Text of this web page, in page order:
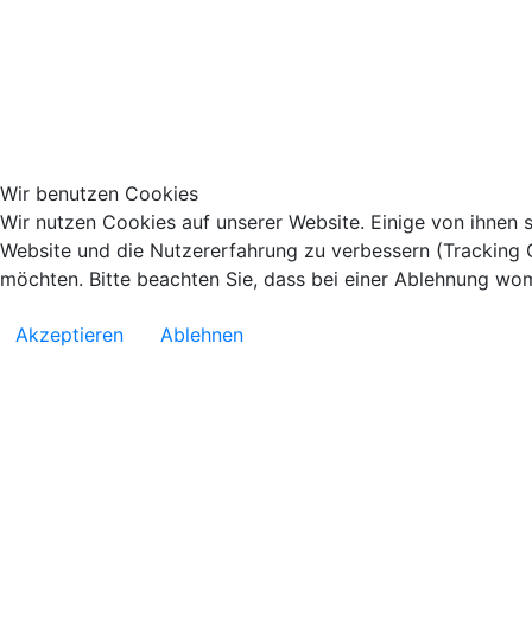
Wir benutzen Cookies
Wir nutzen Cookies auf unserer Website. Einige von
Website und die Nutzererfahrung zu verbessern
möchten. Bitte beachten Sie, dass bei einer Ablehnung
Akzeptieren Ablehnen